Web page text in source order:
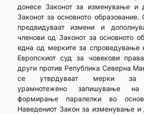
донесе Законот за изменување и
Законот за основното образование.
предвидуваат измени и
членови од Законот за основното
една од мерките за спроведување
Европскиот суд за човекови
други против Република Северна
се утврдуваат мерки за
урамнотежено запишување
формирање паралелки во
Наведениот Закон за изменување